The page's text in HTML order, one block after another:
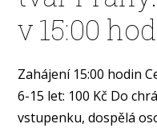
v 15:00
Zahájení 15:00 hodin
6-15 let: 100 Kč Do
vstupenku, dospělá